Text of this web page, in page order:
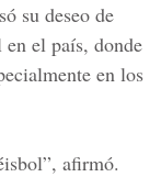
su deseo de
en el país, donde
en los
afirmó.